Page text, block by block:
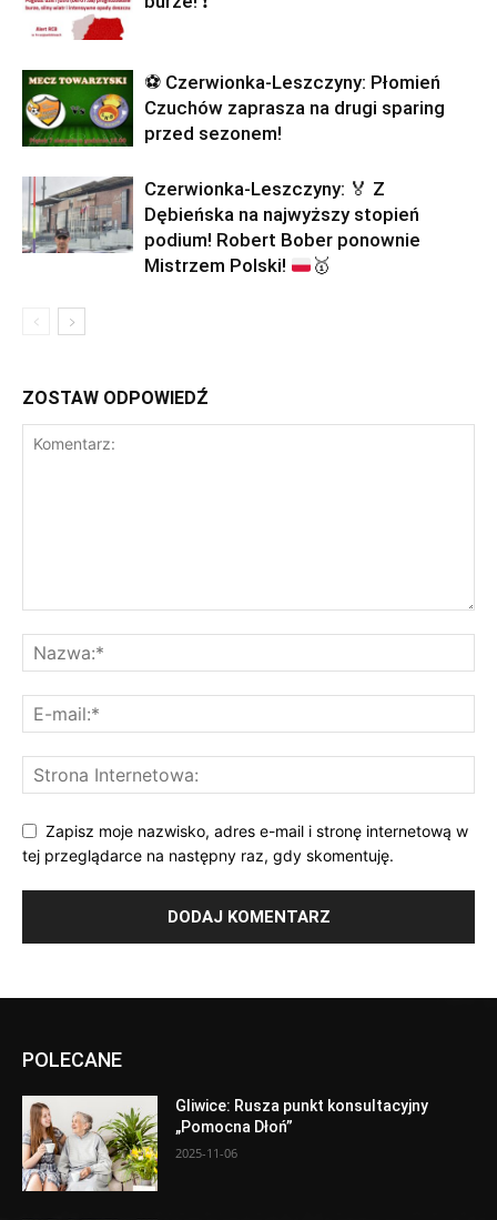
⚽ Czerwionka-Leszczyny: Płomień
Czuchów zaprasza na drugi sparing
przed sezonem!
Czerwionka-Leszczyny: 🏅 Z
Dębieńska na najwyższy stopień
podium! Robert Bober ponownie
Mistrzem Polski!
🥇
ZOSTAW ODPOWIEDŹ
Zapisz moje nazwisko, adres e-mail i stronę internetową w
tej przeglądarce na następny raz, gdy skomentuję.
POLECANE
Gliwice: Rusza punkt konsultacyjny
„Pomocna Dłoń”
2025-11-06